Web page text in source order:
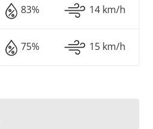
83% 14 km/h
75% 15 km/h